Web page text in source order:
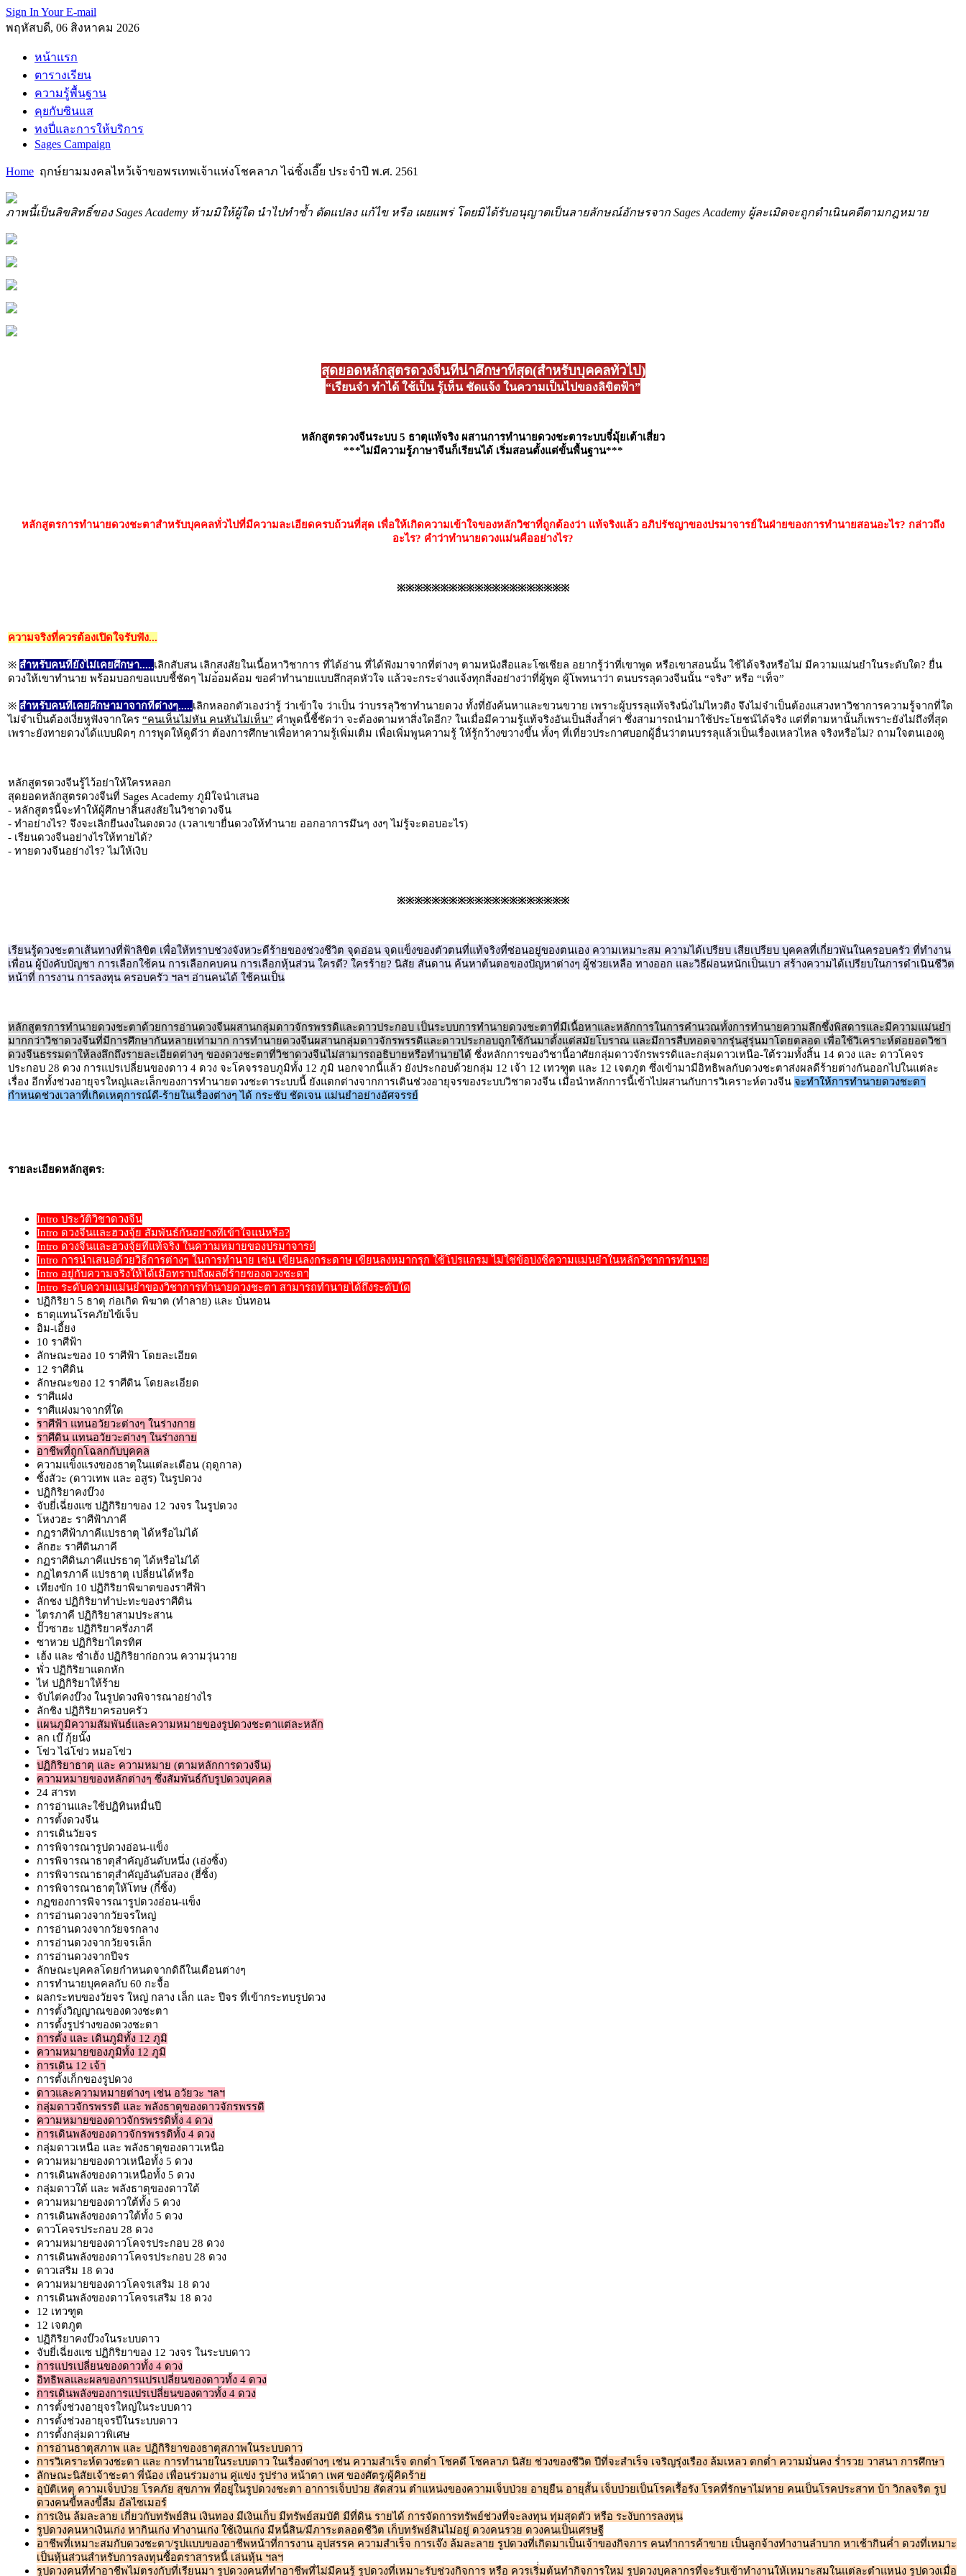
Sign In Your E-mail
พฤหัสบดี, 06 สิงหาคม 2026
หน้าแรก
ตารางเรียน
ความรู้พื้นฐาน
คุยกับซินแส
ทงปี่และการให้บริการ
Sages Campaign
Home ฤกษ์ยามมงคลไหว้เจ้าขอพรเทพเจ้าแห่งโชคลาภ ไฉ่ซิ้งเอี๊ย ประจำปี พ.ศ. 2561
ภาพนี้เป็นลิขสิทธิ์ของ Sages Academy ห้ามมิให้ผู้ใด นำไปทำซ้ำ ดัดแปลง แก้ไข หรือ เผยแพร่ โดยมิได้รับอนุญาตเป็นลายลักษณ์อักษรจาก Sages Academy ผู้ละเมิดจะถูกดำเนินคดีตามกฎหมาย
สุดยอดหลักสูตรดวงจีนที่น่าศึกษาที่สุด(สำหรับบุคคลทั่วไป)
“เรียนจำ ทำได้ ใช้เป็น รู้เห็น ชัดแจ้ง ในความเป็นไปของลิขิตฟ้า”
หลักสูตรดวงจีนระบบ 5 ธาตุแท้จริง ผสานการทำนายดวงชะตาระบบจี๋มุ้ยเต้าเสี่ยว
***ไม่มีความรู้ภาษาจีนก็เรียนได้ เริ่มสอนตั้งแต่ขั้นพื้นฐาน***
หลักสูตรการทำนายดวงชะตาสำหรับบุคคลทั่วไปที่มีความละเอียดครบถ้วนที่สุด เพื่อให้เกิดความเข้าใจของหลักวิชาที่ถูกต้องว่า แท้จริงแล้ว อภิปรัชญาของปรมาจารย์ในฝ่ายของการทำนายสอนอะไร? กล่าวถึง
อะไร? คำว่าทำนายดวงแม่นคืออย่างไร?
※※※※※※※※※※※※※※※※※※※※
ความจริงที่ควรต้องเปิดใจรับฟัง...
※ สำหรับคนที่ยังไม่เคยศึกษา.....เลิกสับสน เลิกสงสัยในเนื้อหาวิชาการ ที่ได้อ่าน ที่ได้ฟังมาจากที่ต่างๆ ตามหนังสือและโซเชียล อยากรู้ว่าที่เขาพูด หรือเขาสอนนั้น ใช้ได้จริงหรือไม่ มีความแม่นยำในระดับใด? ยื่น
ดวงให้เขาทำนาย พร้อมบอกขอแบบชี้ชัดๆ ไม่อ้อมค้อม ขอคำทำนายแบบลึกสุดหัวใจ แล้วจะกระจ่างแจ้งทุกสิ่งอย่างว่าที่ผู้พูด ผู้โพทนาว่า ตนบรรลุดวงจีนนั้น “จริง” หรือ “เท็จ”
※ สำหรับคนที่เคยศึกษามาจากที่ต่างๆ.....เลิกหลอกตัวเองว่ารู้ ว่าเข้าใจ ว่าเป็น ว่าบรรลุวิชาทำนายดวง ทั้งที่ยังค้นหาและขวนขวาย เพราะผู้บรรลุแท้จริงนิ่งไม่ไหวติง จึงไม่จำเป็นต้องแสวงหาวิชาการความรู้จากที่ใด
ไม่จำเป็นต้องเงี่ยหูฟังจากใคร “คนเห็นไม่หัน คนหันไม่เห็น” คำพูดนี้ชี้ชัดว่า จะต้องตามหาสิ่งใดอีก? ในเมื่อมีความรู้แท้จริงอันเป็นสิ่งล้ำค่า ซึ่งสามารถนำมาใช้ประโยชน์ได้จริง แต่ที่ตามหานั้นก็เพราะยังไม่ถึงที่สุด
เพราะยังทายดวงได้แบบผิดๆ การพูดให้ดูดีว่า ต้องการศึกษาเพื่อหาความรู้เพิ่มเติม เพื่อเพิ่มพูนความรู้ ให้รู้กว้างขวางขึ้น ทั้งๆ ที่เที่ยวประกาศบอกผู้อื่นว่าตนบรรลุแล้วเป็นเรื่องเหลวไหล จริงหรือไม่? ถามใจตนเองดู
หลักสูตรดวงจีนรู้ไว้อย่าให้ใครหลอก
สุดยอดหลักสูตรดวงจีนที่ Sages Academy ภูมิใจนำเสนอ
- หลักสูตรนี้จะทำให้ผู้ศึกษาสิ้นสงสัยในวิชาดวงจีน
- ทำอย่างไร? จึงจะเลิกยืนงงในดงดวง (เวลาเขายื่นดวงให้ทำนาย ออกอาการมึนๆ งงๆ ไม่รู้จะตอบอะไร)
- เรียนดวงจีนอย่างไรให้ทายได้?
- ทายดวงจีนอย่างไร? ไม่ให้เงิบ
※※※※※※※※※※※※※※※※※※※※
เรียนรู้ดวงชะตาเส้นทางที่ฟ้าลิขิต เพื่อให้ทราบช่วงจังหวะดีร้ายของช่วงชีวิต จุดอ่อน จุดแข็งของตัวตนที่แท้จริงที่ซ่อนอยู่ของตนเอง ความเหมาะสม ความได้เปรียบ เสียเปรียบ บุคคลที่เกี่ยวพันในครอบครัว ที่ทำงาน
เพื่อน ผู้บังคับบัญชา การเลือกใช้คน การเลือกคบคน การเลือกหุ้นส่วน ใครดี? ใครร้าย? นิสัย สันดาน ค้นหาต้นตอของปัญหาต่างๆ ผู้ช่วยเหลือ ทางออก และวิธีผ่อนหนักเป็นเบา สร้างความได้เปรียบในการดำเนินชีวิต
หน้าที่ การงาน การลงทุน ครอบครัว ฯลฯ อ่านคนได้ ใช้คนเป็น
หลักสูตรการทำนายดวงชะตาด้วยการอ่านดวงจีนผสานกลุ่มดาวจักรพรรดิและดาวประกอบ เป็นระบบการทำนายดวงชะตาที่มีเนื้อหาและหลักการในการคำนวณทั้งการทำนายความลึกซึ้งพิสดารและมีความแม่นยำ
มากกว่าวิชาดวงจีนที่มีการศึกษากันหลายเท่ามาก การทำนายดวงจีนผสานกลุ่มดาวจักรพรรดิและดาวประกอบถูกใช้กันมาตั้งแต่สมัยโบราณ และมีการสืบทอดจากรุ่นสู่รุ่นมาโดยตลอด เพื่อใช้วิเคราะห์ต่อยอดวิชา
ดวงจีนธรรมดาให้ลงลึกถึงรายละเอียดต่างๆ ของดวงชะตาที่วิชาดวงจีนไม่สามารถอธิบายหรือทำนายได้ ซึ่งหลักการของวิชานี้อาศัยกลุ่มดาวจักรพรรดิและกลุ่มดาวเหนือ-ใต้รวมทั้งสิ้น 14 ดวง และ ดาวโคจร
ประกอบ 28 ดวง การแปรเปลี่ยนของดาว 4 ดวง จะโคจรรอบภูมิทั้ง 12 ภูมิ นอกจากนี้แล้ว ยังประกอบด้วยกลุ่ม 12 เจ้า 12 เทวฑูต และ 12 เจตภูต ซึ่งเข้ามามีอิทธิพลกับดวงชะตาส่งผลดีร้ายต่างกันออกไปในแต่ละ
เรื่อง อีกทั้งช่วงอายุจรใหญ่และเล็กของการทำนายดวงชะตาระบบนี้ ยังแตกต่างจากการเดินช่วงอายุจรของระบบวิชาดวงจีน เมื่อนำหลักการนี้เข้าไปผสานกับการวิเคราะห์ดวงจีน จะทำให้การทำนายดวงชะตา
กำหนดช่วงเวลาที่เกิดเหตุการณ์ดี-ร้ายในเรื่องต่างๆ ได้ กระชับ ชัดเจน แม่นยำอย่างอัศจรรย์
รายละเอียดหลักสูตร:
Intro ประวัติวิชาดวงจีน
Intro ดวงจีนและฮวงจุ้ย สัมพันธ์กันอย่างที่เข้าใจแน่หรือ?
Intro ดวงจีนและฮวงจุ้ยที่แท้จริง ในความหมายของปรมาจารย์
Intro การนำเสนอด้วยวิธีการต่างๆ ในการทำนาย เช่น เขียนลงกระดาษ เขียนลงหมากรุก ใช้โปรแกรม ไม่ใช่ข้อบ่งชี้ความแม่นยำในหลักวิชาการทำนาย
Intro อยู่กับความจริงให้ได้เมื่อทราบถึงผลดีร้ายของดวงชะตา
Intro ระดับความแม่นยำของวิชาการทำนายดวงชะตา สามารถทำนายได้ถึงระดับใด
ปฏิกิริยา 5 ธาตุ ก่อเกิด พิฆาต (ทำลาย) และ บั่นทอน
ธาตุแทนโรคภัยไข้เจ็บ
อิม-เอี้ยง
10 ราศีฟ้า
ลักษณะของ 10 ราศีฟ้า โดยละเอียด
12 ราศีดิน
ลักษณะของ 12 ราศีดิน โดยละเอียด
ราศีแฝง
ราศีแฝงมาจากที่ใด
ราศีฟ้า แทนอวัยวะต่างๆ ในร่างกาย
ราศีดิน แทนอวัยวะต่างๆ ในร่างกาย
อาชีพที่ถูกโฉลกกับบุคคล
ความแข็งแรงของธาตุในแต่ละเดือน (ฤดูกาล)
ซิ้งสัวะ (ดาวเทพ และ อสูร) ในรูปดวง
ปฏิกิริยาคงบ๊วง
จับยี่เฉี่ยงแซ ปฏิกิริยาของ 12 วงจร ในรูปดวง
โหงวฮะ ราศีฟ้าภาคี
กฏราศีฟ้าภาคีแปรธาตุ ได้หรือไม่ได้
ลักฮะ ราศีดินภาคี
กฏราศีดินภาคีแปรธาตุ ได้หรือไม่ได้
กฏไตรภาคี แปรธาตุ เปลี่ยนได้หรือ
เทียงขัก 10 ปฏิกิริยาพิฆาตของราศีฟ้า
ลักชง ปฏิกิริยาทำปะทะของราศีดิน
ไตรภาคี ปฏิกิริยาสามประสาน
ปั๊วซาฮะ ปฏิกิริยาครึ่งภาคี
ซาหวย ปฏิกิริยาไตรทิศ
เฮ้ง และ ซำเฮ้ง ปฏิกิริยาก่อกวน ความวุ่นวาย
พั่ว ปฏิกิริยาแตกหัก
ไห่ ปฏิกิริยาให้ร้าย
จับไต่คงบ๊วง ในรูปดวงพิจารณาอย่างไร
ลักชิง ปฏิกิริยาครอบครัว
แผนภูมิความสัมพันธ์และความหมายของรูปดวงชะตาแต่ละหลัก
ลก เบ๊ กุ้ยนั๊ง
โข่ว ไฉ่โข่ว หมอโข่ว
ปฏิกิริยาธาตุ และ ความหมาย (ตามหลักการดวงจีน)
ความหมายของหลักต่างๆ ซึ่งสัมพันธ์กับรูปดวงบุคคล
24 สารท
การอ่านและใช้ปฏิทินหมื่นปี
การตั้งดวงจีน
การเดินวัยจร
การพิจารณารูปดวงอ่อน-แข็ง
การพิจารณาธาตุสำคัญอันดับหนึ่ง (เอ่งซิ้ง)
การพิจารณาธาตุสำคัญอันดับสอง (ฮี่ซิ้ง)
การพิจารณาธาตุให้โทษ (กี๋ซิ้ง)
กฏของการพิจารณารูปดวงอ่อน-แข็ง
การอ่านดวงจากวัยจรใหญ่
การอ่านดวงจากวัยจรกลาง
การอ่านดวงจากวัยจรเล็ก
การอ่านดวงจากปีจร
ลักษณะบุคคลโดยกำหนดจากดิถีในเดือนต่างๆ
การทำนายบุคคลกับ 60 กะจื้อ
ผลกระทบของวัยจร ใหญ่ กลาง เล็ก และ ปีจร ที่เข้ากระทบรูปดวง
การตั้งวิญญาณของดวงชะตา
การตั้งรูปร่างของดวงชะตา
การตั้ง และ เดินภูมิทั้ง 12 ภูมิ
ความหมายของภูมิทั้ง 12 ภูมิ
การเดิน 12 เจ้า
การตั้งเก็กของรูปดวง
ดาวและความหมายต่างๆ เช่น อวัยวะ ฯลฯ
กลุ่มดาวจักรพรรดิ และ พลังธาตุของดาวจักรพรรดิ
ความหมายของดาวจักรพรรดิทั้ง 4 ดวง
การเดินพลังของดาวจักรพรรดิทั้ง 4 ดวง
กลุ่มดาวเหนือ และ พลังธาตุของดาวเหนือ
ความหมายของดาวเหนือทั้ง 5 ดวง
การเดินพลังของดาวเหนือทั้ง 5 ดวง
กลุ่มดาวใต้ และ พลังธาตุของดาวใต้
ความหมายของดาวใต้ทั้ง 5 ดวง
การเดินพลังของดาวใต้ทั้ง 5 ดวง
ดาวโคจรประกอบ 28 ดวง
ความหมายของดาวโคจรประกอบ 28 ดวง
การเดินพลังของดาวโคจรประกอบ 28 ดวง
ดาวเสริม 18 ดวง
ความหมายของดาวโคจรเสริม 18 ดวง
การเดินพลังของดาวโคจรเสริม 18 ดวง
12 เทวฑูต
12 เจตภูต
ปฏิกิริยาคงบ๊วงในระบบดาว
จับยี่เฉี่ยงแซ ปฏิกิริยาของ 12 วงจร ในระบบดาว
การแปรเปลี่ยนของดาวทั้ง 4 ดวง
อิทธิพลและผลของการแปรเปลี่ยนของดาวทั้ง 4 ดวง
การเดินพลังของการแปรเปลี่ยนของดาวทั้ง 4 ดวง
การตั้งช่วงอายุจรใหญ่ในระบบดาว
การตั้งช่วงอายุจรปีในระบบดาว
การตั้งกลุ่มดาวพิเศษ
การอ่านธาตุสภาพ และ ปฏิกิริยาของธาตุสภาพในระบบดาว
การวิเคราะห์ดวงชะตา และ การทำนายในระบบดาว ในเรื่องต่างๆ เช่น ความสำเร็จ ตกต่ำ โชคดี โชคลาภ นิสัย ช่วงของชีวิต ปีที่จะสำเร็จ เจริญรุ่งเรือง ล้มเหลว ตกต่ำ ความมั่นคง ร่ำรวย วาสนา การศึกษา
ลักษณะนิสัยเจ้าชะตา พี่น้อง เพื่อนร่วมงาน คู่แข่ง รูปร่าง หน้าตา เพศ ของศัตรู/ผู้คิดร้าย
อุบัติเหตุ ความเจ็บป่วย โรคภัย สุขภาพ ที่อยู่ในรูปดวงชะตา อาการเจ็บป่วย สัดส่วน ตำแหน่งของความเจ็บป่วย อายุยืน อายุสั้น เจ็บป่วยเป็นโรคเรื้อรัง โรคที่รักษาไม่หาย คนเป็นโรคประสาท บ้า วิกลจริต รูป
ดวงคนขี้หลงขี้ลืม อัลไซเมอร์
การเงิน ล้มละลาย เกี่ยวกับทรัพย์สิน เงินทอง มีเงินเก็บ มีทรัพย์สมบัติ มีที่ดิน รายได้ การจัดการทรัพย์ช่วงที่จะลงทุน ทุ่มสุดตัว หรือ ระงับการลงทุน
รูปดวงคนหาเงินเก่ง หากินเก่ง ทำงานเก่ง ใช้เงินเก่ง มีหนี้สิน/มีภาระตลอดชีวิต เก็บทรัพย์สินไม่อยู่ ดวงคนรวย ดวงคนเป็นเศรษฐี
อาชีพที่เหมาะสมกับดวงชะตา/รูปแบบของอาชีพหน้าที่การงาน อุปสรรค ความสำเร็จ การเจ๊ง ล้มละลาย รูปดวงที่เกิดมาเป็นเจ้าของกิจการ คนทำการค้าขาย เป็นลูกจ้างทำงานลำบาก หาเช้ากินค่ำ ดวงที่เหมาะ
เป็นหุ้นส่วนสำหรับการลงทุนซื้อตราสารหนี้ เล่นหุ้น ฯลฯ
รูปดวงคนที่ทำอาชีพไม่ตรงกับที่เรียนมา รูปดวงคนที่ทำอาชีพที่ไม่มีคนรู้ รูปดวงที่เหมาะรับช่วงกิจการ หรือ ควรเริ่่มต้นทำกิจการใหม่ รูปดวงบุคลากรที่จะรับเข้าทำงานให้เหมาะสมในแต่ละตำแหน่ง รูปดวงเมื่อ